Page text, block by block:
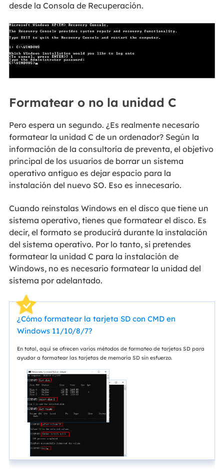
desde la Consola de Recuperación.
Formatear o no la unidad C
Pero espera un segundo. ¿Es realmente necesario
formatear la unidad C de un ordenador? Según la
información de la consultoría de preventa, el objetivo
principal de los usuarios de borrar un sistema
operativo antiguo es dejar espacio para la
instalación del nuevo SO. Eso es innecesario.
Cuando reinstalas Windows en el disco que tiene un
sistema operativo, tienes que formatear el disco. Es
decir, el formato se producirá durante la instalación
del sistema operativo. Por lo tanto, si pretendes
formatear la unidad C para la instalación de
Windows, no es necesario formatear la unidad del
sistema por adelantado.
¿Cómo formatear la tarjeta SD con CMD en
Windows 11/10/8/7?
En total, aquí se ofrecen varios métodos de formateo de tarjetas SD para
ayudar a formatear las tarjetas de memoria SD sin esfuerzo.